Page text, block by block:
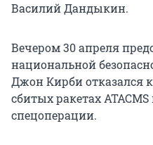
Василий Дандыкин.
Вечером 30 апреля
национальной
Джон Кирби отказался
сбитых ракетах
спецоперации.